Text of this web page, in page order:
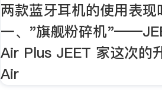
两款蓝牙耳机的使用表现
一、"旗舰粉碎机
Air Plus JEET 家这次的
Air